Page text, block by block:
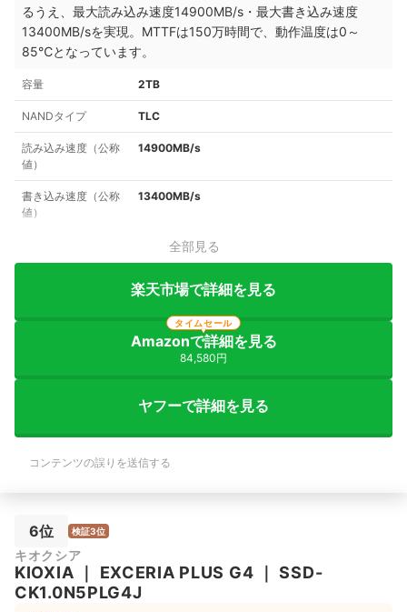
るうえ、最大読み込み速度14900MB/s・最大書き込み速度
13400MB/sを実現。MTTFは150万時間で、動作温度は0～
85℃となっています。
容量 2TB
NANDタイプ TLC
読み込み速度（公称
値）
14900MB/s
書き込み速度（公称
値）
13400MB/s
全部見る
楽天市場で詳細を見る
Amazonで詳細を見る
84,580円
タイムセール
ヤフーで詳細を見る
コンテンツの誤りを送信する
6位 検証3位
キオクシア
KIOXIA EXCERIA PLUS G4 ｜SSD-
CK1.0N5PLG4J